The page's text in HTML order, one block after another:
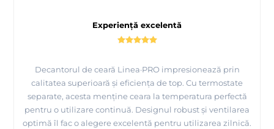
Experiență excelentă
Decantorul de ceară Linea·PRO impresionează prin
calitatea superioară și eficiența de top. Cu termostate
separate, acesta menține ceara la temperatura perfectă
pentru o utilizare continuă. Designul robust și ventilarea
optimă îl fac o alegere excelentă pentru utilizarea zilnică.